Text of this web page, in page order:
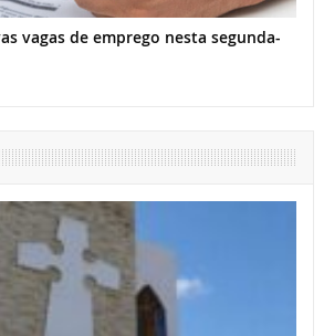
vagas de emprego nesta segunda-